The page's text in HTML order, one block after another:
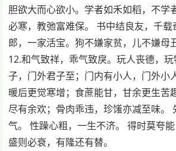
胆欲大而心欲小。学者如禾如稻，不学
必寒，教弛富难保。 书中结良友，千载
郎，一家活宝。狗不嫌家贫，儿不嫌母
12.和气致祥，乖气致戾。玩人丧德，
子，门外君子至；门内有小人，门外小
暖后更觉寒增；食蔗能甘，甘余更生苦
尽有余欢；骨肉乖违，珍馐亦减至味。
气。 性躁心粗，一生不济。 得时莫夸
盛则必衰，有隆还有替。